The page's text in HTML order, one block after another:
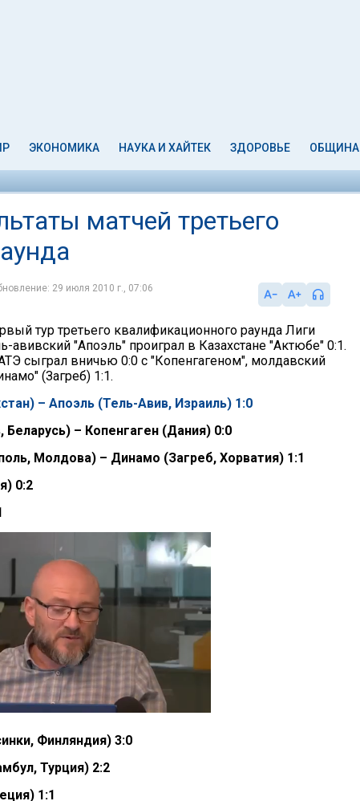
ЭКОНОМИКА НАУКА И ХАЙТЕК ЗДОРОВЬЕ ОБЩИНА
матчей третьего
29 июля 2010 г., 07:06
тур третьего квалификационного раунда Лиги
авивский "Апоэль" проиграл в Казахстане "Актюбе" 0:1.
сыграл вничью 0:0 с "Копенгагеном", молдавский
(Загреб) 1:1.
– Апоэль (Тель-Авив, Израиль) 1:0
Беларусь) – Копенгаген (Дания) 0:0
Молдова) – Динамо (Загреб, Хорватия) 1:1
0:2
Финляндия) 3:0
Турция) 2:2
1:1